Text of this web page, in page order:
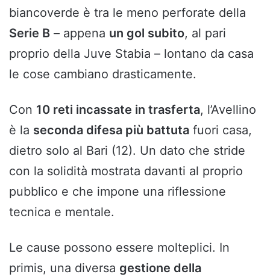
biancoverde è tra le meno perforate della
Serie B – appena un gol subito, al pari
proprio della Juve Stabia – lontano da casa
le cose cambiano drasticamente.
Con 10 reti incassate in trasferta, l’Avellino
è la seconda difesa più battuta fuori casa,
dietro solo al Bari (12). Un dato che stride
con la solidità mostrata davanti al proprio
pubblico e che impone una riflessione
tecnica e mentale.
Le cause possono essere molteplici. In
primis, una diversa gestione della